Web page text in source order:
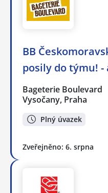
BB
posily do týmu! -
Bageterie Boulevard
Vysočany, Praha
Plný úvazek
Zveřejněno: 6. srpna